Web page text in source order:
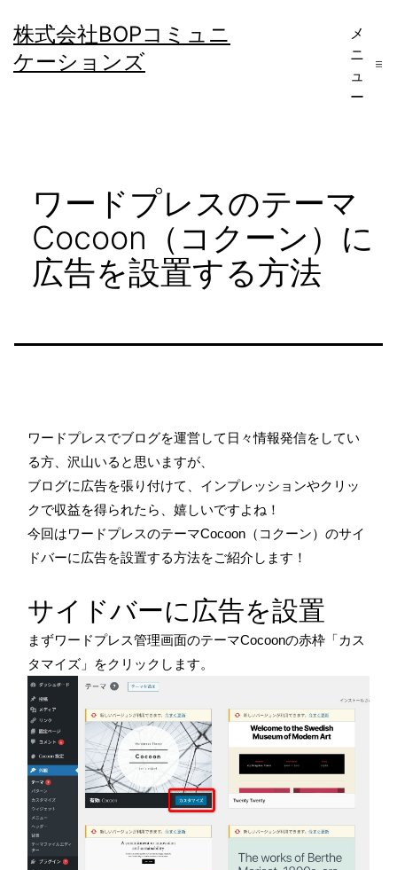
ン
テ
株式会社BOPコミュニ
ケーションズ
メ
ニ
ュ
ー
ワードプレスのテーマ
Cocoon（コクーン）に
広告を設置する方法
ワードプレスでブログを運営して日々情報発信をしてい
る方、沢山いると思いますが、
ブログに広告を張り付けて、インプレッションやクリッ
クで収益を得られたら、嬉しいですよね！
今回はワードプレスのテーマCocoon（コクーン）のサイ
ドバーに広告を設置する方法をご紹介します！
サイドバーに広告を設置
まずワードプレス管理画面のテーマCocoonの赤枠「カス
タマイズ」をクリックします。